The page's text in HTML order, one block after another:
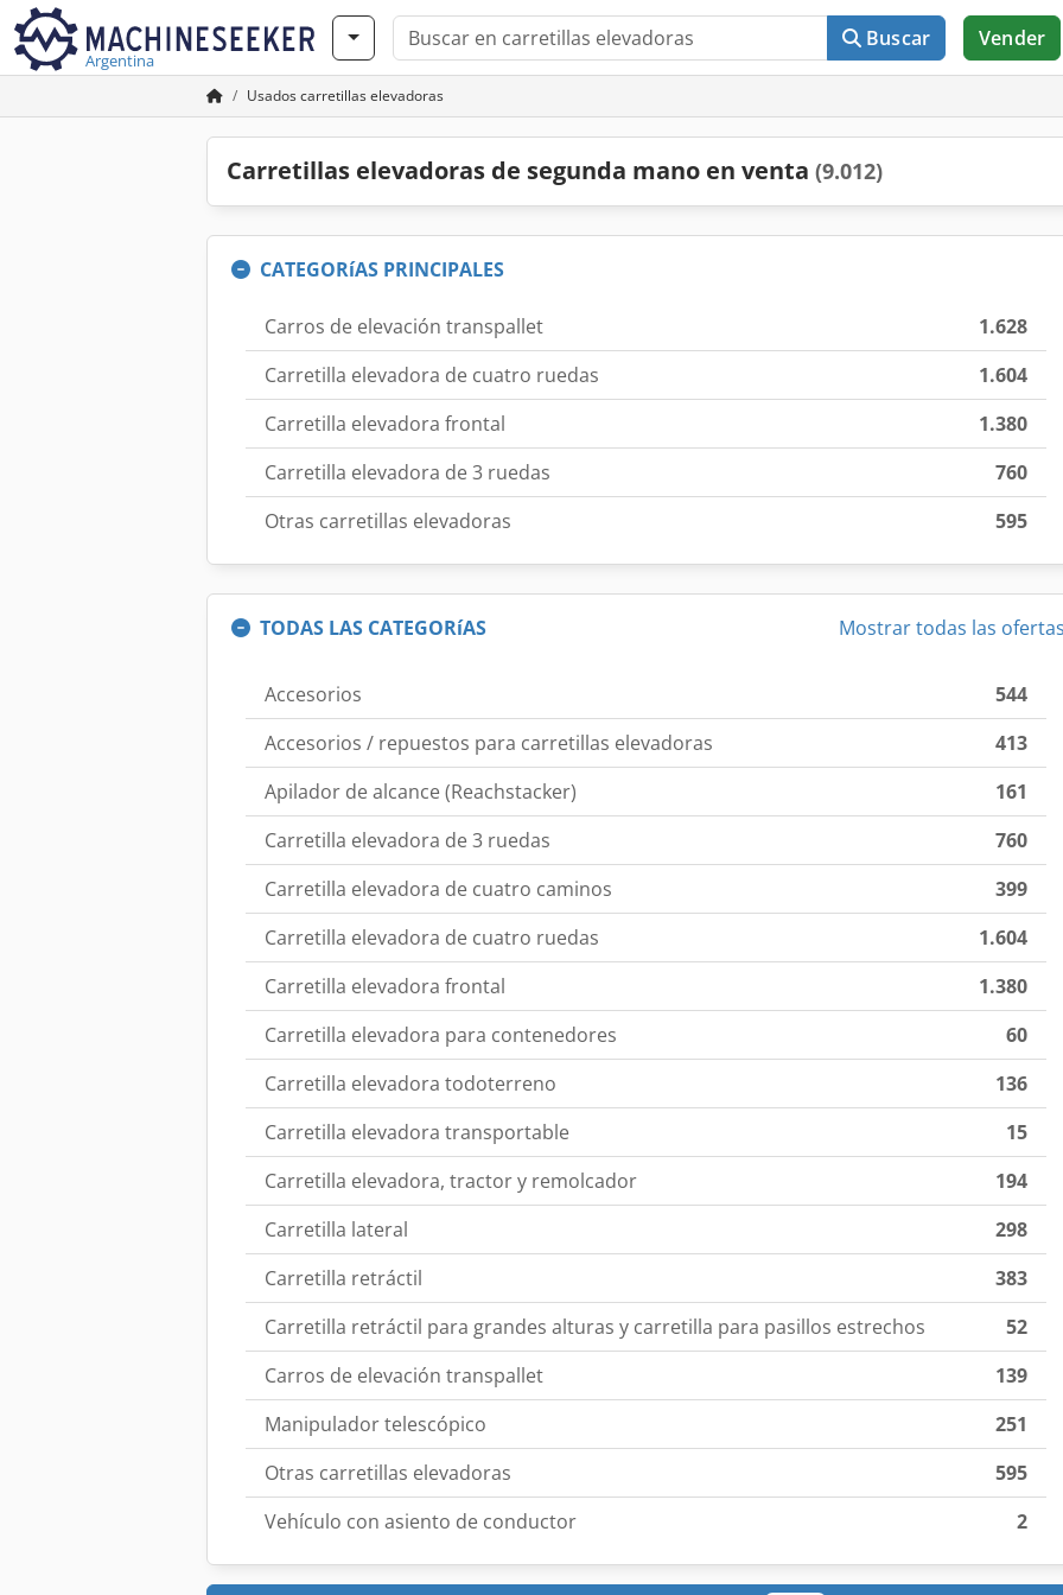
Argentina
Buscar Vender
Usados carretillas elevadoras
Carretillas elevadoras de segunda mano en venta (9.012)
CATEGORíAS PRINCIPALES
Carros de elevación transpallet
1.628
Carretilla elevadora de cuatro ruedas
1.604
Carretilla elevadora frontal
1.380
Carretilla elevadora de 3 ruedas
760
Otras carretillas elevadoras
595
TODAS LAS CATEGORíAS Mostrar todas las
Accesorios
544
Accesorios / repuestos para carretillas elevadoras
413
Apilador de alcance (Reachstacker)
161
Carretilla elevadora de 3 ruedas
760
Carretilla elevadora de cuatro caminos
399
Carretilla elevadora de cuatro ruedas
1.604
Carretilla elevadora frontal
1.380
Carretilla elevadora para contenedores
60
Carretilla elevadora todoterreno
136
Carretilla elevadora transportable
15
Carretilla elevadora, tractor y remolcador
194
Carretilla lateral
298
Carretilla retráctil
383
Carretilla retráctil para grandes alturas y carretilla para pasillos estrechos
52
Carros de elevación transpallet
139
Manipulador telescópico
251
Otras carretillas elevadoras
595
Vehículo con asiento de conductor
2